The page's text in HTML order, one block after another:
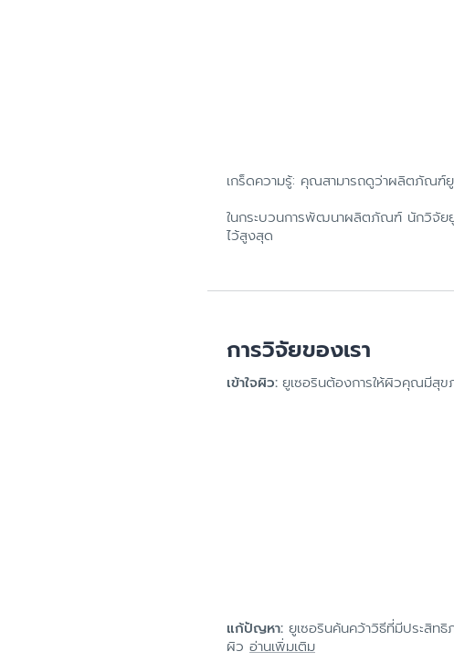
เกร็ดความรู้: คุณสามารถดูว่าผลิตภัณฑ์
ในกระบวนการพัฒนาผลิตภัณฑ์ นักวิจัยยู
ไว้สูงสุด
การวิจัยของเรา
เข้าใจผิว: ยูเซอรินต้องการให้ผิวคุณมีสุข
แก้ปัญหา: ยูเซอรินค้นคว้าวิธีที่มีประสิท
ผิว อ่านเพิ่มเติม